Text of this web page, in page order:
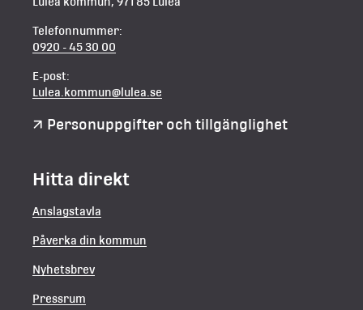
Telefonnummer:
0920 - 45 30 00
E-post:
Lulea.kommun@lulea.se
Personuppgifter och tillgänglighet
Hitta direkt
Anslagstavla
Påverka din kommun
Nyhetsbrev
Pressrum